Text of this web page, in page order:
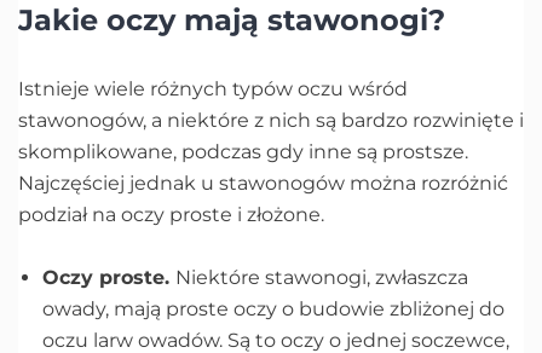
Jakie oczy mają stawonogi?
Istnieje wiele różnych typów oczu wśród
stawonogów, a niektóre z nich są bardzo rozwinięte i
skomplikowane, podczas gdy inne są prostsze.
Najczęściej jednak u stawonogów można rozróżnić
podział na oczy proste i złożone.
Oczy proste. Niektóre stawonogi, zwłaszcza
owady, mają proste oczy o budowie zbliżonej do
oczu larw owadów. Są to oczy o jednej soczewce,